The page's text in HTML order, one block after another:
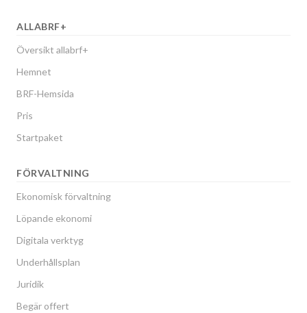
ALLABRF+
Översikt allabrf+
Hemnet
BRF-Hemsida
Pris
Startpaket
FÖRVALTNING
Ekonomisk förvaltning
Löpande ekonomi
Digitala verktyg
Underhållsplan
Juridik
Begär offert